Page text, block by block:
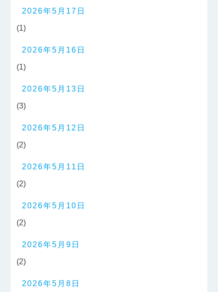
2026年5月17日
(1)
2026年5月16日
(1)
2026年5月13日
(3)
2026年5月12日
(2)
2026年5月11日
(2)
2026年5月10日
(2)
2026年5月9日
(2)
2026年5月8日